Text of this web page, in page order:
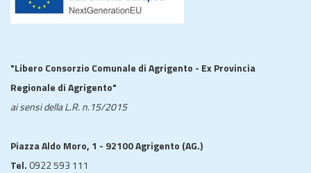
"Libero Consorzio Comunale di Agrigento - Ex Provincia
Regionale di Agrigento"
ai sensi della L.R. n.15/2015
Piazza Aldo Moro, 1 - 92100 Agrigento (AG.)
Tel. 0922 593 111